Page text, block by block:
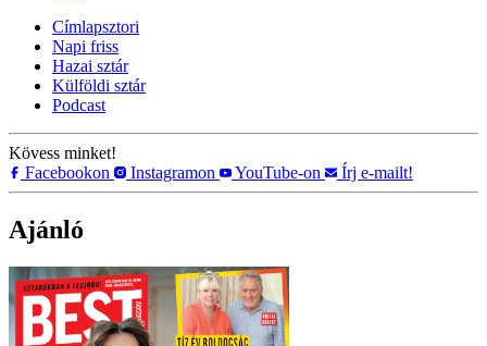
Címlapsztori
Napi friss
Hazai sztár
Külföldi sztár
Podcast
Kövess minket!
Facebookon
Instagramon YouTube-on Írj e-mailt!
Ajánló